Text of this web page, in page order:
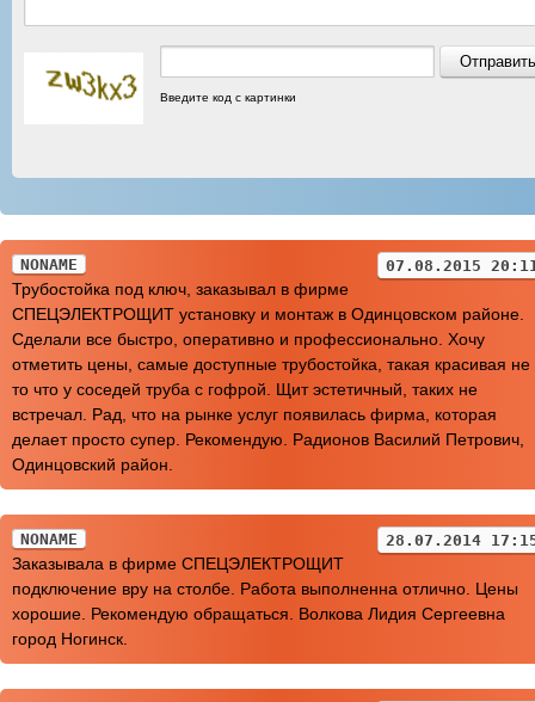
Введите код с картинки
NONAME 07.08.2015
Трубостойка под ключ, заказывал в фирме
СПЕЦЭЛЕКТРОЩИТ установку и монтаж в Одинцовском районе.
Сделали все быстро, оперативно и профессионально. Хочу
отметить цены, самые доступные трубостойка, такая красивая не
то что у соседей труба с гофрой. Щит эстетичный, таких не
встречал. Рад, что на рынке услуг появилась фирма, которая
делает просто супер. Рекомендую. Радионов Василий Петрович,
Одинцовский район.
NONAME 28.07.2014
Заказывала в фирме СПЕЦЭЛЕКТРОЩИТ
подключение вру на столбе. Работа выполненна отлично. Цены
хорошие. Рекомендую обращаться. Волкова Лидия Сергеевна
город Ногинск.